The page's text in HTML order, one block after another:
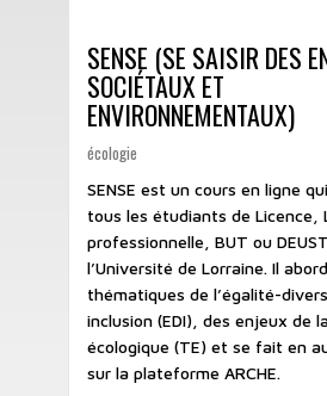
SENSE (SE SAISIR DES
SOCIÉTAUX ET
ENVIRONNEMENTAUX)
écologie
SENSE est un cours en ligne
tous les étudiants de Licence,
professionnelle, BUT ou
l’Université de Lorraine. Il
thématiques de l’égalité-
inclusion (EDI), des enjeux de
écologique (TE) et se fait en
sur la plateforme ARCHE.